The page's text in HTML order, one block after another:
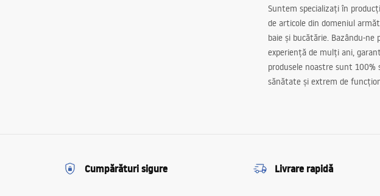
Suntem specializați în
de articole din domeniul
baie și bucătărie. Bazându-ne
experiență de mulți ani,
produsele noastre sunt 100%
sănătate și extrem de
Cumpărături sigure Livrare rapidă